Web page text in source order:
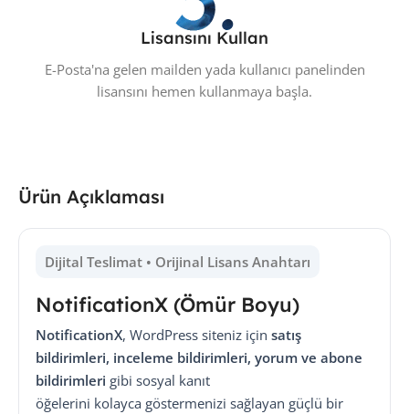
Lisansını Kullan
E-Posta'na gelen mailden yada kullanıcı panelinden
lisansını hemen kullanmaya başla.
Ürün Açıklaması
Dijital Teslimat • Orijinal Lisans Anahtarı
NotificationX (Ömür Boyu)
NotificationX, WordPress siteniz için satış
bildirimleri, inceleme bildirimleri, yorum ve abone
bildirimleri gibi sosyal kanıt
öğelerini kolayca göstermenizi sağlayan güçlü bir